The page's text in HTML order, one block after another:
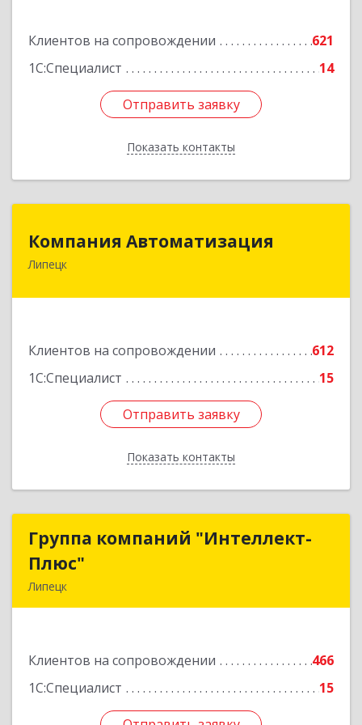
Клиентов на сопровождении
621
1С:Специалист
14
Отправить заявку
Показать контакты
Отправить заявку
Назад
Компания Автоматизация
Липецк
Клиентов на сопровождении
612
1С:Специалист
15
Отправить заявку
Показать контакты
398001, Липецкая обл, Липецк г, Победы пл,
Отправить заявку
Назад
Группа компаний "Интеллект-
Плюс"
Липецк
Клиентов на сопровождении
466
1С:Специалист
15
Группа компаний "Интеллект-
Подробнее